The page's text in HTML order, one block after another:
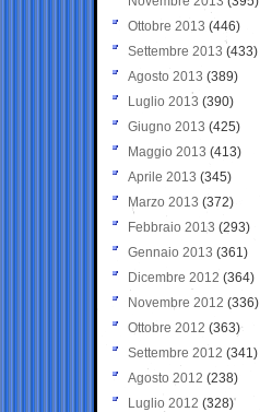
Ottobre 2013 (446)
Settembre 2013 (433)
Agosto 2013 (389)
Luglio 2013 (390)
Giugno 2013 (425)
Maggio 2013 (413)
Aprile 2013 (345)
Marzo 2013 (372)
Febbraio 2013 (293)
Gennaio 2013 (361)
Dicembre 2012 (364)
Novembre 2012 (336)
Ottobre 2012 (363)
Settembre 2012 (341)
Agosto 2012 (238)
Luglio 2012 (328)